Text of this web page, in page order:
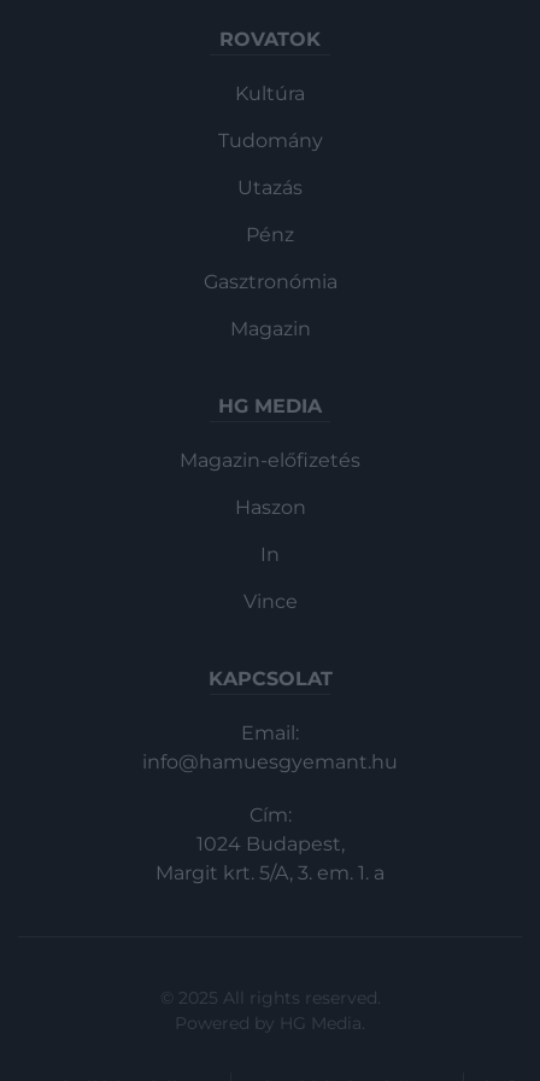
ROVATOK
Kultúra
Tudomány
Utazás
Pénz
Gasztronómia
Magazin
HG MEDIA
Magazin-előfizetés
Haszon
In
Vince
KAPCSOLAT
Email:
info@hamuesgyemant.hu
Cím:
1024 Budapest,
Margit krt. 5/A, 3. em. 1. a
© 2025 All rights reserved.
Powered by HG Media.